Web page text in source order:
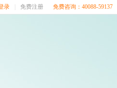
录 免费注册 免费咨询：40088-59137